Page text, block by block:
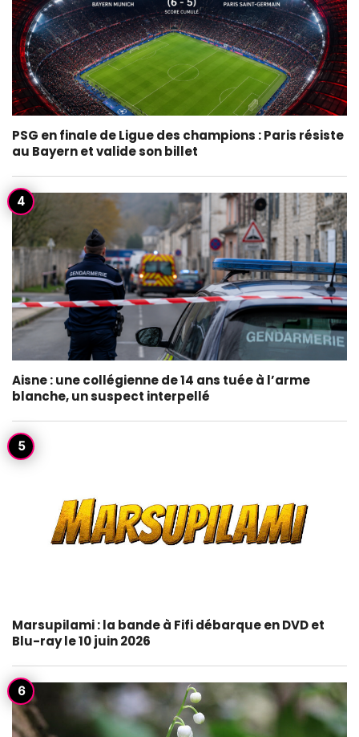
PSG en finale de Ligue des champions : Paris résiste
au Bayern et valide son billet
Aisne : une collégienne de 14 ans tuée à l’arme
blanche, un suspect interpellé
Marsupilami : la bande à Fifi débarque en DVD et
Blu-ray le 10 juin 2026